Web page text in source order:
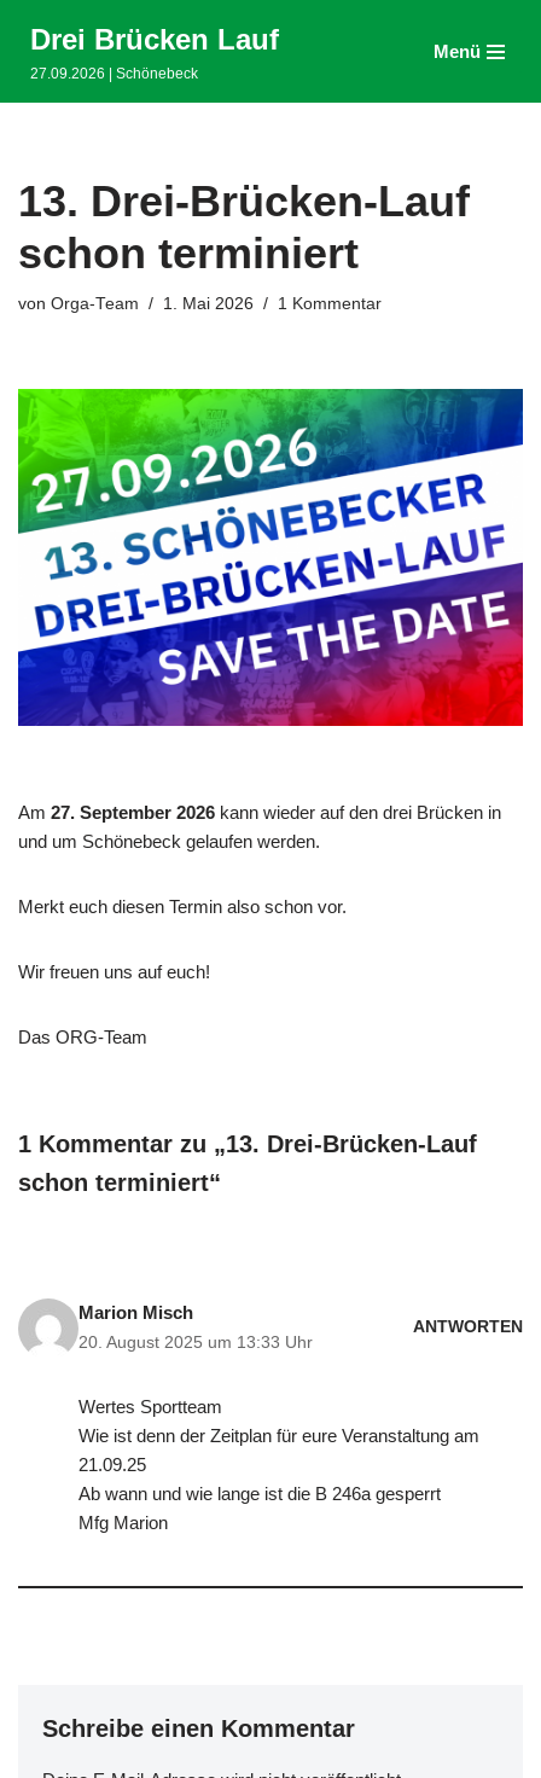
Zum
Drei Brücken Lauf
27.09.2026 | Schönebeck
Menü
13. Drei-Brücken-Lauf
schon terminiert
von Orga-Team 1. Mai 2026 1 Kommentar
Am 27. September 2026 kann wieder auf den drei Brücken in
und um Schönebeck gelaufen werden.
Merkt euch diesen Termin also schon vor.
Wir freuen uns auf euch!
Das ORG-Team
1 Kommentar zu „13. Drei-Brücken-Lauf
schon terminiert“
Marion Misch
20. August 2025 um 13:33 Uhr
ANTWORTEN
Wertes Sportteam
Wie ist denn der Zeitplan für eure Veranstaltung am
21.09.25
Ab wann und wie lange ist die B 246a gesperrt
Mfg Marion
Schreibe einen Kommentar